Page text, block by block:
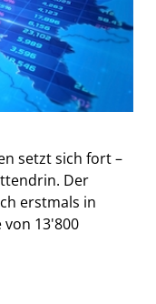
setzt sich fort –
Der
erstmals in
13'800